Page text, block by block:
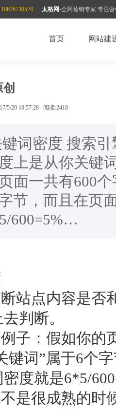
太格网·全网营销专家 专注
首页 网站建
5/20 10:57:28 阅读:2418
词密度 搜索
上是从你关键
面一共有600
节，而且在页
600=5%…
点内容是否
判断。
：假如你的
键词”属于6个
度就是6*5/
很成熟的时